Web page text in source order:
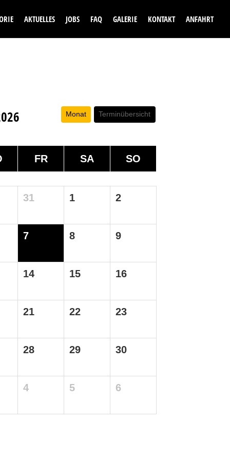
AKTUELLES JOBS FAQ GALERIE KONTAKT ANFAHRT
Monat Terminübersicht
FR SA SO
31 1 2
7 8 9
14 15 16
21 22 23
28 29 30
4 5 6